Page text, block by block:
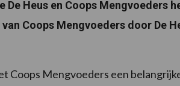
De Heus en Coops Mengvoeders
Coops Mengvoeders door De
Coops Mengvoeders een